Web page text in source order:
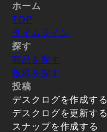
ホーム
TOP
タイムライン
探す
商品を探す
投稿を探す
投稿
デスクログを作成する
デスクログを更新する
スナップを作成する